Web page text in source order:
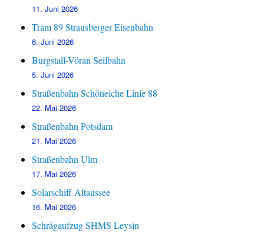
11. Juni 2026
Tram 89 Strausberger Eisenbahn
6. Juni 2026
Burgstall-Vöran Seilbahn
5. Juni 2026
Straßenbahn Schöneiche Linie 88
22. Mai 2026
Straßenbahn Potsdam
21. Mai 2026
Straßenbahn Ulm
17. Mai 2026
Solarschiff Altaussee
16. Mai 2026
Schrägaufzug SHMS Leysin